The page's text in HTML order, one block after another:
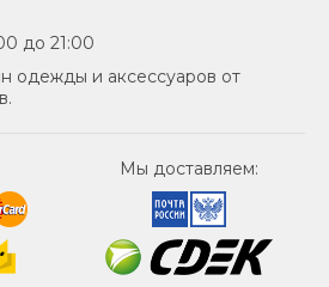
до 21:00
одежды и аксессуаров от
Мы доставляем: